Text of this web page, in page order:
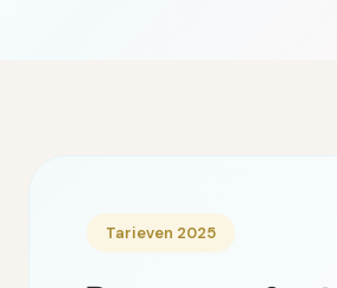
Tarieven 2025